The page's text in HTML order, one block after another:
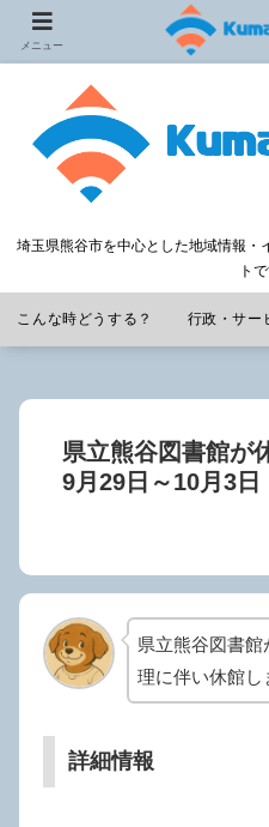
埼玉県熊谷市を中心とした地域情報・
トで
こんな時どうする？ 行政・サー
県立熊谷図書館が
9月29日～10月3日
県立熊谷図書
理に伴い休館し
詳細情報
メニュー